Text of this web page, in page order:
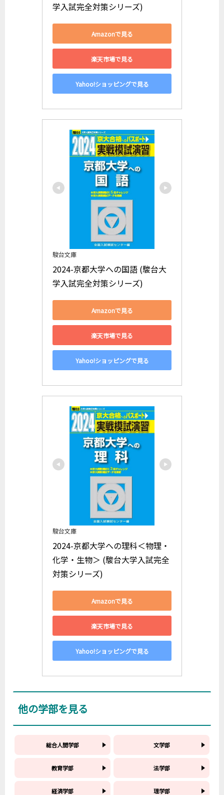
学入試完全対策シリーズ)
Amazonで見る
楽天市場で見る
Yahoo!ショッピングで見る
駿台文庫
2024-京都大学への国語 (駿台大
学入試完全対策シリーズ)
Amazonで見る
楽天市場で見る
Yahoo!ショッピングで見る
駿台文庫
2024-京都大学への理科＜物理・
化学・生物＞ (駿台大学入試完全
対策シリーズ)
Amazonで見る
楽天市場で見る
Yahoo!ショッピングで見る
他の学部を見る
総合人間学部 文学部
教育学部 法学部
経済学部 理学部